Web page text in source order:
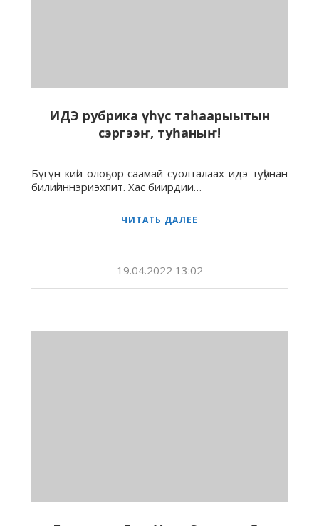
ИДЭ рубрика үһүс таһаарыытын
сэргээҥ, туһаныҥ!
Бүгүн киһи олоҕор саамай суолталаах идэ туһунан
билиһиннэриэхпит. Хас биирдии…
ЧИТАТЬ ДАЛЕЕ
19.04.2022 13:02